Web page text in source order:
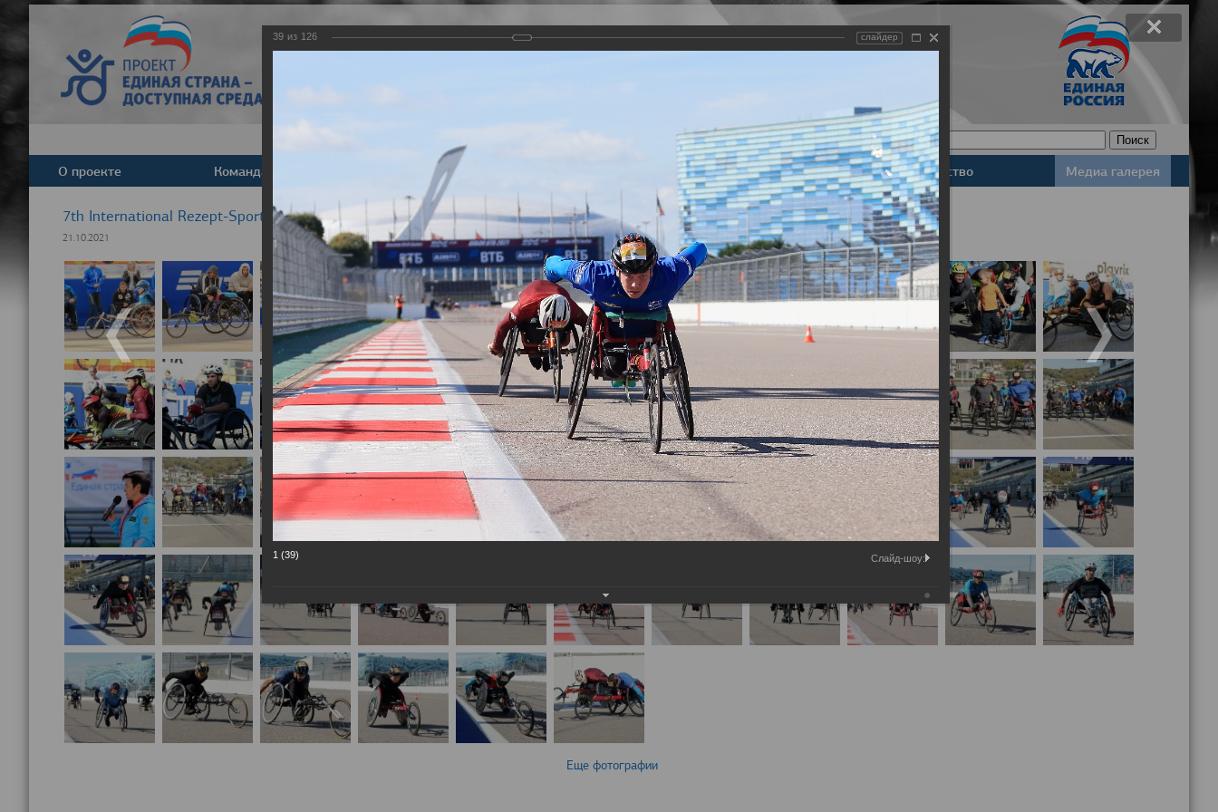
Задать вопрос
О проекте Команда Базы данных Законодательство Медиа галерея
7th International Rezept-Sport Wheelchair Half Marathon
21.10.2021
Еще фотографии
39 из 126 слайдер
1 (39) Слайд-шоу: